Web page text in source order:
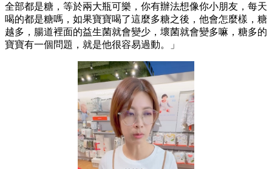
全部都是糖，等於兩大瓶可樂，你有辦法想像你小朋友，每天
喝的都是糖嗎，如果寶寶喝了這麼多糖之後，他會怎麼樣，糖
越多，腸道裡面的益生菌就會變少，壞菌就會變多嘛，糖多的
寶寶有一個問題，就是他很容易過動。」